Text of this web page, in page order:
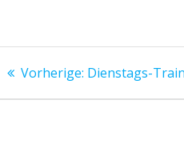
Vorherige: Vorheriger
Dienstags-